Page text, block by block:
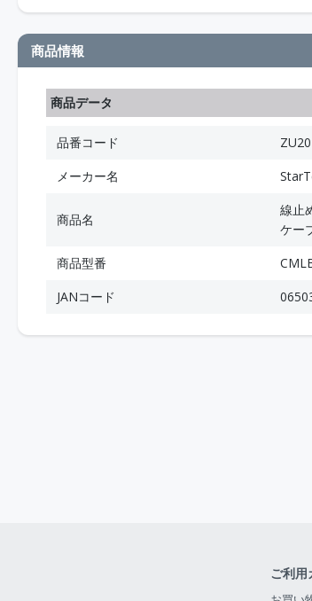
商品情報
商品データ
品番コード
メーカー名
商品名
線止
ケー
商品型番
JANコード
ご利用